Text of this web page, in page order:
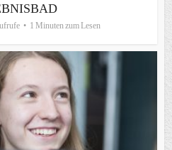
1 Minuten zum Lesen